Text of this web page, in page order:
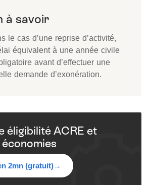
à savoir
le cas d’une reprise d’activité,
équivalent à une année civile
avant d’effectuer une
demande d’exonération.
éligibilité ACRE et
2mn (gratuit)→